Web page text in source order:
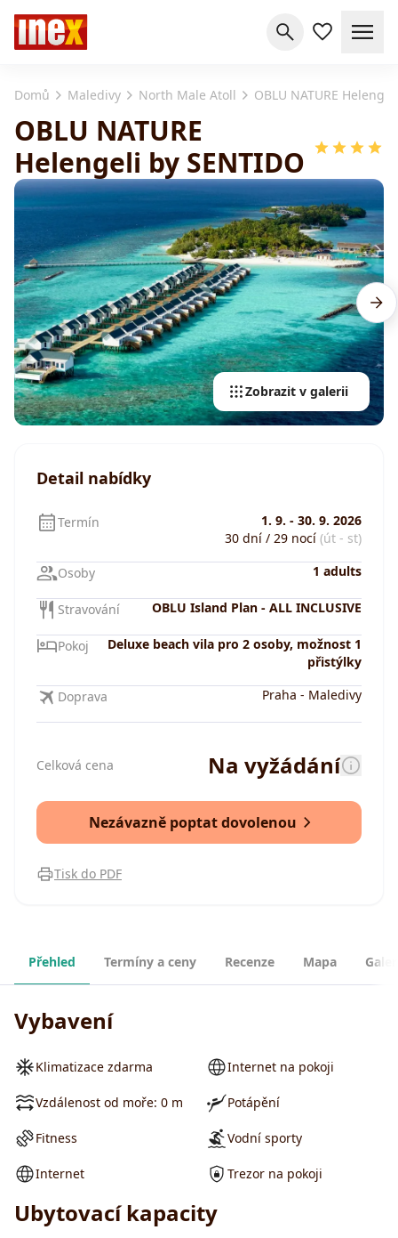
Domů Maledivy North Male Atoll OBLU NATURE
OBLU NATURE
Helengeli by SENTIDO
Zobrazit v galerii
Detail nabídky
Termín 1. 9. - 30. 9. 2026
30 dní / 29 nocí (út - st)
Osoby 1 adults
Stravování OBLU Island Plan - ALL INCLUSIVE
Pokoj
Deluxe beach vila pro 2 osoby, možnost 1
přistýlky
Doprava Praha - Maledivy
Celková cena Na vyžádání
Nezávazně poptat dovolenou
Tisk do PDF
Přehled Termíny a ceny Recenze Mapa
Vybavení
Klimatizace zdarma
Vzdálenost od moře: 0 m
Fitness
Internet
Internet na pokoji
Potápění
Vodní sporty
Trezor na pokoji
Ubytovací kapacity